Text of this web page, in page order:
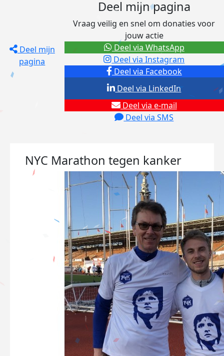
Deel mijn
pagina
Deel mijn pagina
Vraag veilig en snel om donaties voor
jouw actie
Deel via Facebook
Deel via Instagram
Deel via e-mail
Deel via SMS
Deel via LinkedIn
Deel via WhatsApp
NYC Marathon tegen kanker